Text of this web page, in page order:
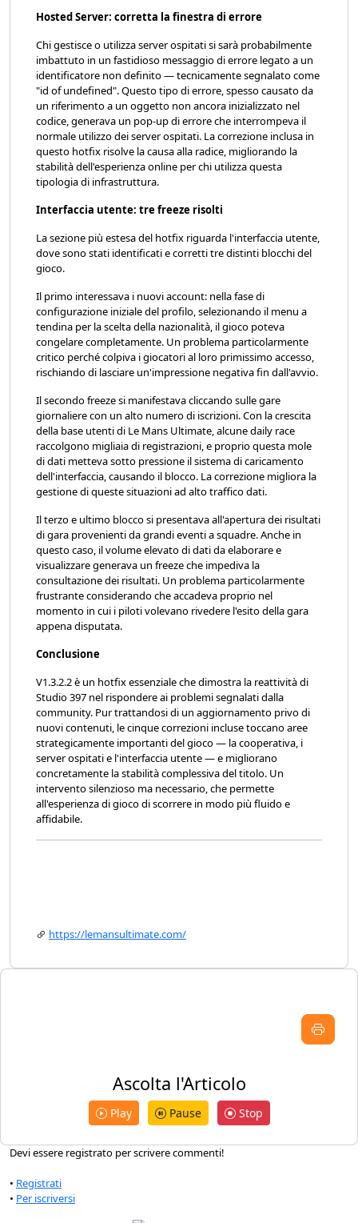
Hosted Server: corretta la finestra di errore
Chi gestisce o utilizza server ospitati si sarà probabilmente
imbattuto in un fastidioso messaggio di errore legato a un
identificatore non definito — tecnicamente segnalato come
"id of undefined". Questo tipo di errore, spesso causato da
un riferimento a un oggetto non ancora inizializzato nel
codice, generava un pop-up di errore che interrompeva il
normale utilizzo dei server ospitati. La correzione inclusa in
questo hotfix risolve la causa alla radice, migliorando la
stabilità dell'esperienza online per chi utilizza questa
tipologia di infrastruttura.
Interfaccia utente: tre freeze risolti
La sezione più estesa del hotfix riguarda l'interfaccia utente,
dove sono stati identificati e corretti tre distinti blocchi del
gioco.
Il primo interessava i nuovi account: nella fase di
configurazione iniziale del profilo, selezionando il menu a
tendina per la scelta della nazionalità, il gioco poteva
congelare completamente. Un problema particolarmente
critico perché colpiva i giocatori al loro primissimo accesso,
rischiando di lasciare un'impressione negativa fin dall'avvio.
Il secondo freeze si manifestava cliccando sulle gare
giornaliere con un alto numero di iscrizioni. Con la crescita
della base utenti di Le Mans Ultimate, alcune daily race
raccolgono migliaia di registrazioni, e proprio questa mole
di dati metteva sotto pressione il sistema di caricamento
dell'interfaccia, causando il blocco. La correzione migliora la
gestione di queste situazioni ad alto traffico dati.
Il terzo e ultimo blocco si presentava all'apertura dei risultati
di gara provenienti da grandi eventi a squadre. Anche in
questo caso, il volume elevato di dati da elaborare e
visualizzare generava un freeze che impediva la
consultazione dei risultati. Un problema particolarmente
frustrante considerando che accadeva proprio nel
momento in cui i piloti volevano rivedere l'esito della gara
appena disputata.
Conclusione
V1.3.2.2 è un hotfix essenziale che dimostra la reattività di
Studio 397 nel rispondere ai problemi segnalati dalla
community. Pur trattandosi di un aggiornamento privo di
nuovi contenuti, le cinque correzioni incluse toccano aree
strategicamente importanti del gioco — la cooperativa, i
server ospitati e l'interfaccia utente — e migliorano
concretamente la stabilità complessiva del titolo. Un
intervento silenzioso ma necessario, che permette
all'esperienza di gioco di scorrere in modo più fluido e
affidabile.
https://lemansultimate.com/
Ascolta l'Articolo
Play Pause Stop
Devi essere registrato per scrivere commenti!
• Registrati
• Per iscriversi